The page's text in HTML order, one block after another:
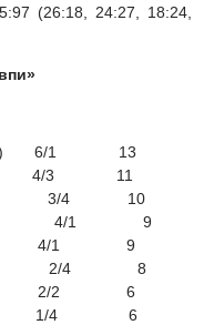
(26:18, 24:27, 18:24,
6/1 13
4/3 11
3/4 10
4/1 9
4/1 9
2/4 8
2/2 6
1/4 6